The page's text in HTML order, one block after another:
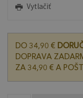
Vytlačiť
DO 34,90 €
DOPRAVA
ZA 34,90 € A